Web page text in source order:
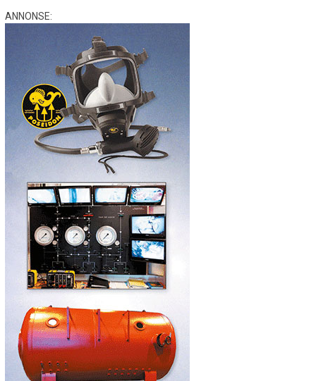
ANNONSE: